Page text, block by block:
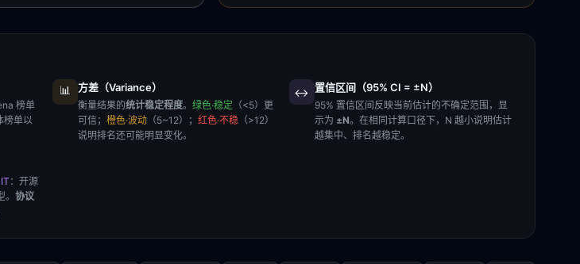
榜单
榜单以
📊 方差（Variance）
衡量结果的统计稳定程度。 绿色·稳定 （<5）更
可信； 橙色·波动 （5~12）； 红色·不稳 （>12）
说明排名还可能明显变化。
↔️ 置信区间（95% CI = ±N）
95% 置信区间反映当前估计的不确定范围，显
示为 ±N。在相同计算口径下，N 越小说明估计
越集中、排名越稳定。
：开源
协议